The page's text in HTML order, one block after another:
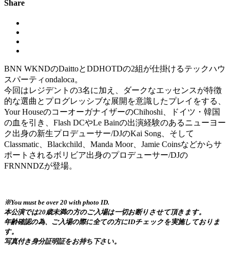
Share
BNN WKNDのDaittoとDDHOTDの2組が仕掛けるテックハウ
スパーティondaloca。
今回はレジデントの3名に加え、ダークなエッセンスが特徴
的な選曲とプログレッシブな展開を意識したプレイをする、
Your HouseのコーオーガナイザーのChihoshi、ドイツ・韓国
の血を引き、Flash DCやLe Bainの出演経験のあるニューヨー
ク出身の新生プロデューサー/DJのKai Song、そして
Classmatic、Blackchild、Manda Moor、Jamie Coinsなどからサ
ポートされるボリビア出身のプロデューサー/DJの
FRNNNDZが登場。
※You must be over 20 with photo ID.
本公演では20歳未満の方のご入場は一切お断りさせて頂きます。
年齢確認の為、ご入場の際に全ての方にIDチェックを実施しておりま
す。
写真付き身分証明証をお持ち下さい。